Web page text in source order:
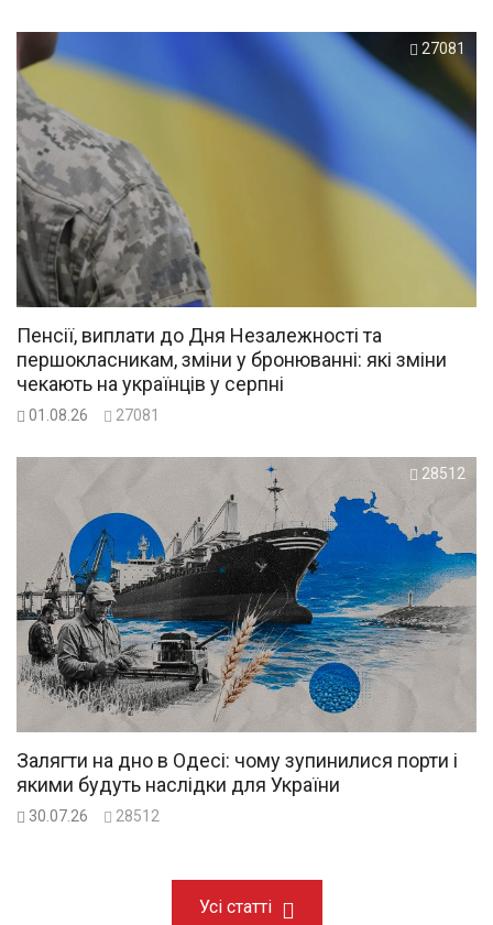
27081
Пенсії, виплати до Дня Незалежності та
першокласникам, зміни у бронюванні: які зміни
чекають на українців у серпні
01.08.26 27081
28512
Залягти на дно в Одесі: чому зупинилися порти і
якими будуть наслідки для України
30.07.26 28512
Усі статті